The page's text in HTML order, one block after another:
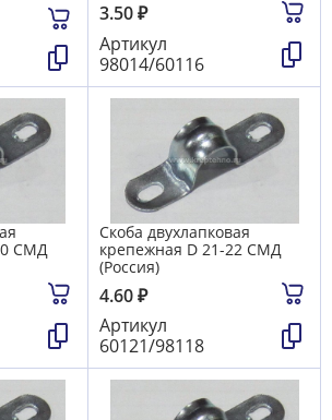
3.50₽
Артикул
98014/60116
СМД
Скоба двухлапковая
крепежная D 21-22 СМД
(Россия)
4.60₽
Артикул
60121/98118